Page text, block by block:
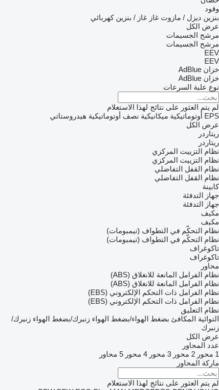
وقود
بنزين ديزل / مازوت غاز غاز / بنزين كهربائي
عرض الكل
مرشح الجسيمات
مرشح الجسيمات
EEV
EEV
خزان AdBlue
خزان AdBlue
نوع علبة السرعات
لم يتم العثور على نتائج لهذا الاستعلام
EPS أوتوماتيكية ميكانيكية نصف أوتوماتيكية هيدروستاتي
عرض الكل
ريتاردر
ريتاردر
نظام التزييت المركزي
نظام التزييت المركزي
نظام القفل التفاضلي
نظام القفل التفاضلي
كابينة
جهاز التدفئة
جهاز التدفئة
مكيف
مكيف
نظام التحكّم في التطواف (تيمبومات)
نظام التحكّم في التطواف (تيمبومات)
تاكوغراف
تاكوغراف
محاور
نظام الفرامل المانعة للانغلاق (ABS)
نظام الفرامل المانعة للانغلاق (ABS)
نظام الفرامل ذات التحكم الإلكتروني (EBS)
نظام الفرامل ذات التحكم الإلكتروني (EBS)
نظام التعليق
التوائية المكافئ بضغط الهواء/بضغط الهواء زنبرك/بضغط الهواء زنبرك/
زنبرك
عرض الكل
عدد المحاور
1 محور
2 محور 3 محور 4 محور
5 محاور
ماركة المحاور
لم يتم العثور على نتائج لهذا الاستعلام